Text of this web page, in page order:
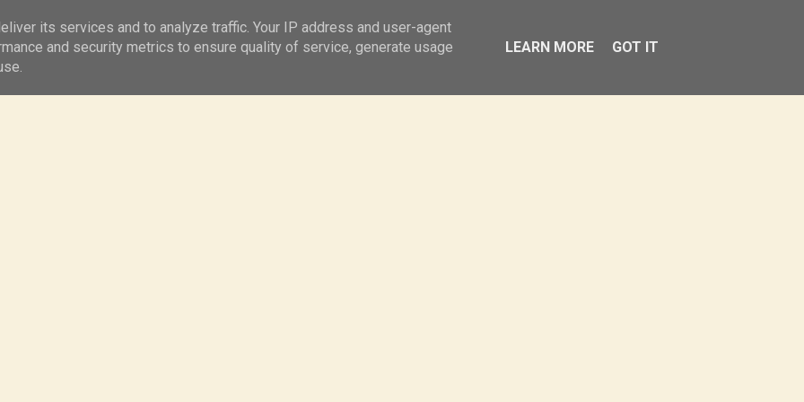
Kontakt Ciasta Obiady
its services and to analyze traffic. Your IP address and user-agent
and security metrics to ensure quality of service, generate usage
LEARN MORE GOT IT